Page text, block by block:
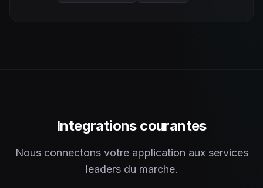
Integrations courantes
Nous connectons votre application aux services
leaders du marche.